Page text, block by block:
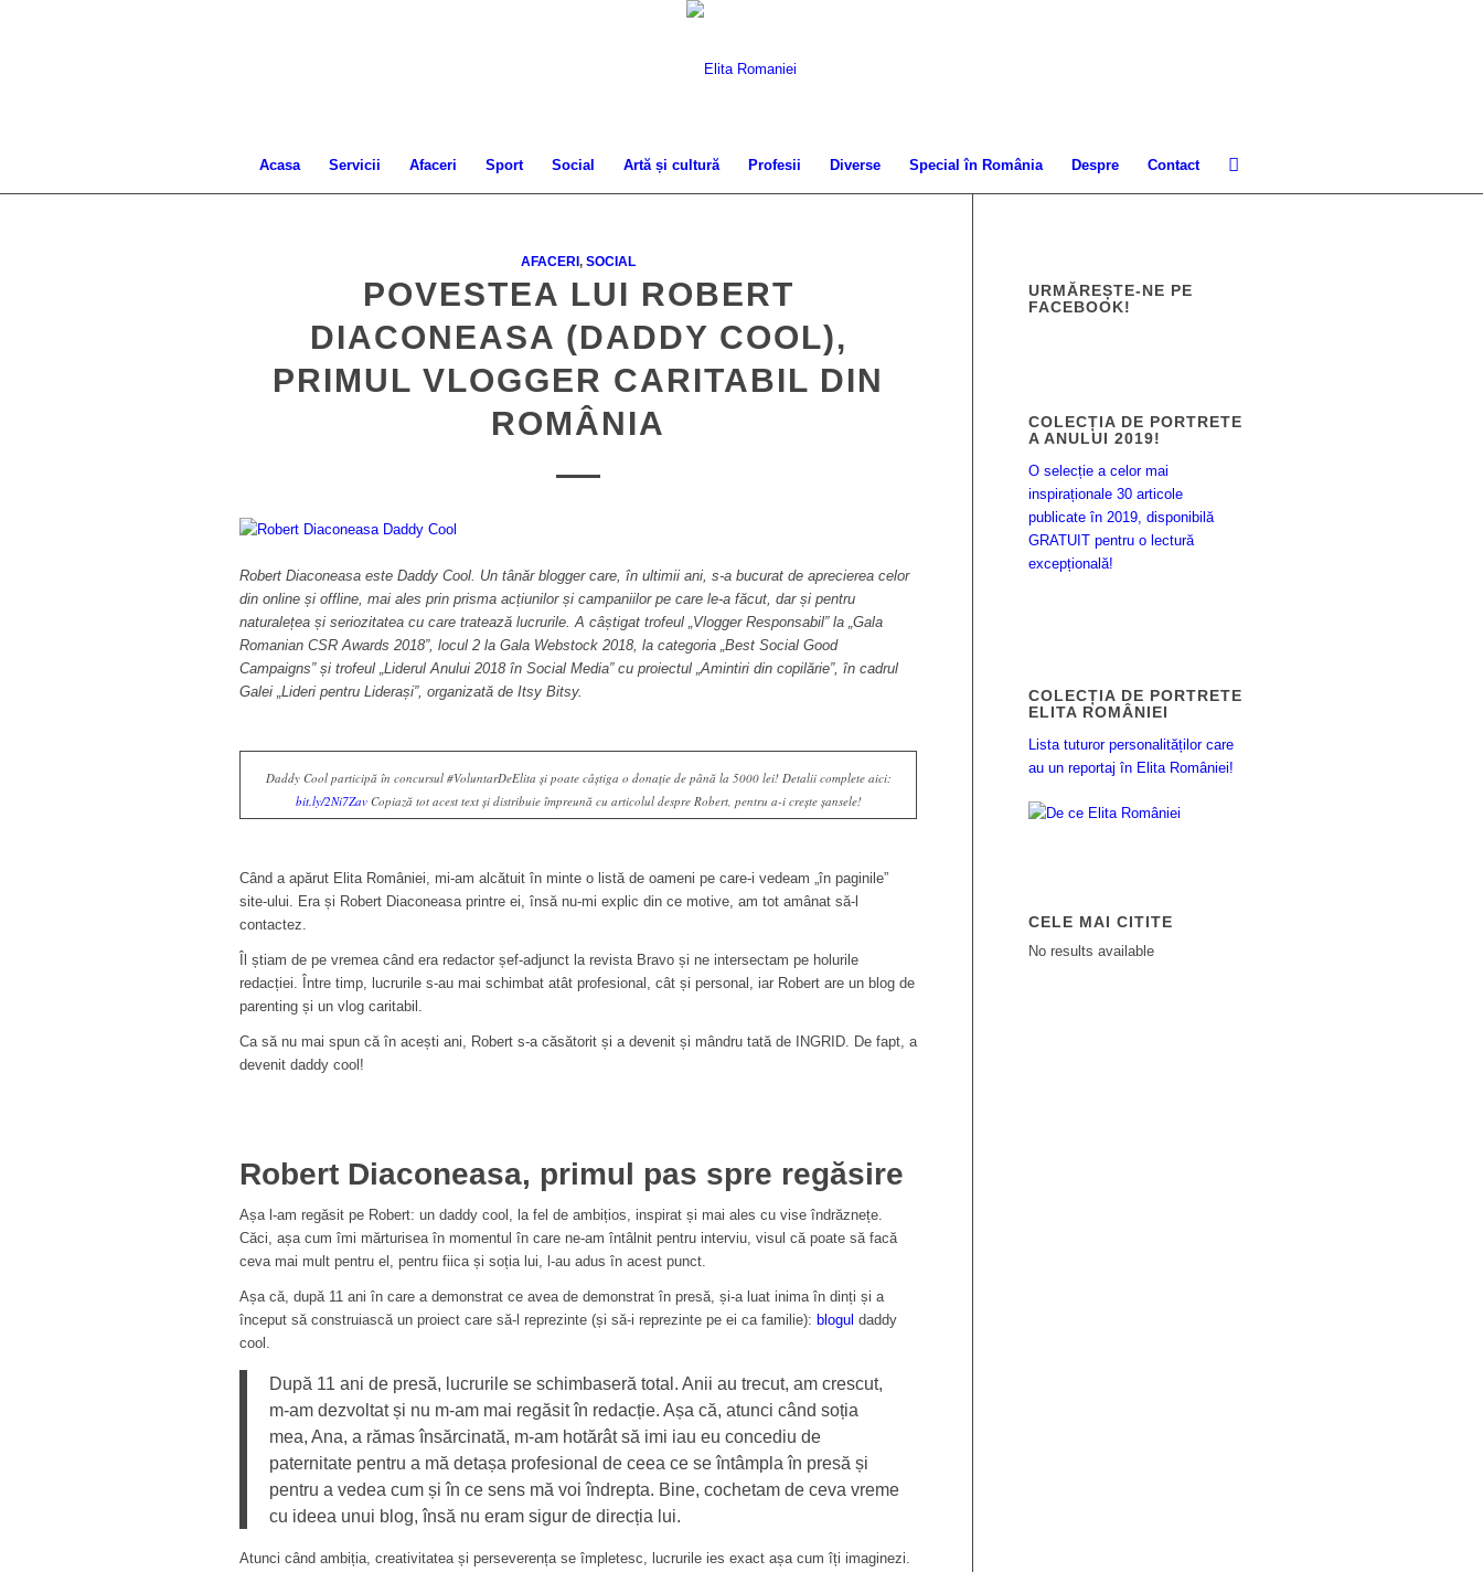
Acasa Servicii Afaceri Sport Social Artă și cultură Profesii Diverse Special în România Despre Contact
AFACERI,SOCIAL
POVESTEA LUI ROBERT
DIACONEASA (DADDY COOL),
PRIMUL VLOGGER CARITABIL DIN
ROMÂNIA
Robert Diaconeasa este Daddy Cool. Un tânăr blogger care, în ultimii ani, s-a bucurat de aprecierea celor
din online și offline, mai ales prin prisma acțiunilor și campaniilor pe care le-a făcut, dar și pentru
naturalețea și seriozitatea cu care tratează lucrurile. A câștigat trofeul „Vlogger Responsabil” la „Gala
Romanian CSR Awards 2018”, locul 2 la Gala Webstock 2018, la categoria „Best Social Good
Campaigns” și trofeul „Liderul Anului 2018 în Social Media” cu proiectul „Amintiri din copilărie”, în cadrul
Galei „Lideri pentru Liderași”, organizată de Itsy Bitsy.
Daddy Cool participă în concursul #VoluntarDeElita și poate câștiga o donație de până la 5000 lei! Detalii complete aici:
bit.ly/2Ni7ZavCopiază tot acest text și distribuie împreună cu articolul despre Robert, pentru a-i crește șansele!
Când a apărut Elita României, mi-am alcătuit în minte o listă de oameni pe care-i vedeam „în paginile”
site-ului. Era și Robert Diaconeasa printre ei, însă nu-mi explic din ce motive, am tot amânat să-l
contactez.
Îl știam de pe vremea când era redactor șef-adjunct la revista Bravo și ne intersectam pe holurile
redacției. Între timp, lucrurile s-au mai schimbat atât profesional, cât și personal, iar Robert are un blog de
parenting și un vlog caritabil.
Ca să nu mai spun că în acești ani, Robert s-a căsătorit și a devenit și mândru tată de INGRID. De fapt, a
devenit daddy cool!
Robert Diaconeasa, primul pas spre regăsire
Așa l-am regăsit pe Robert: un daddy cool, la fel de ambițios, inspirat și mai ales cu vise îndrăznețe.
Căci, așa cum îmi mărturisea în momentul în care ne-am întâlnit pentru interviu, visul că poate să facă
ceva mai mult pentru el, pentru fiica și soția lui, l-au adus în acest punct.
Așa că, după 11 ani în care a demonstrat ce avea de demonstrat în presă, și-a luat inima în dinți și a
început să construiască un proiect care să-l reprezinte (și să-i reprezinte pe ei ca familie): blogul daddy
cool.
După 11 ani de presă, lucrurile se schimbaseră total. Anii au trecut, am crescut,
m-am dezvoltat și nu m-am mai regăsit în redacție. Așa că, atunci când soția
mea, Ana, a rămas însărcinată, m-am hotărât să imi iau eu concediu de
paternitate pentru a mă detașa profesional de ceea ce se întâmpla în presă și
pentru a vedea cum și în ce sens mă voi îndrepta. Bine, cochetam de ceva vreme
cu ideea unui blog, însă nu eram sigur de direcția lui.
Atunci când ambiția, creativitatea și perseverența se împletesc, lucrurile ies exact așa cum îți imaginezi.
URMĂREȘTE-NE PE
FACEBOOK!
COLECȚIA DE PORTRETE
A ANULUI 2019!
O selecție a celor mai
inspiraționale 30 articole
publicate în 2019, disponibilă
GRATUIT pentru o lectură
excepțională!
COLECȚIA DE PORTRETE
ELITA ROMÂNIEI
Lista tuturor personalităților care
au un reportaj în Elita României!
CELE MAI CITITE
No results available